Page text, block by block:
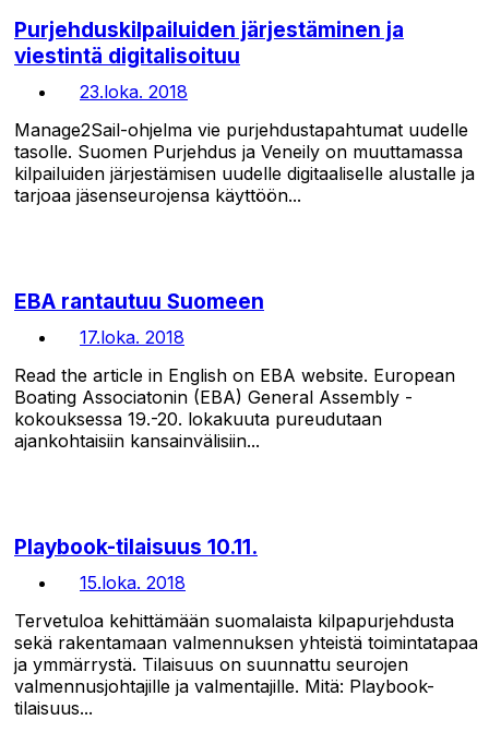
Purjehduskilpailuiden järjestäminen ja
viestintä digitalisoituu
23.loka. 2018
Manage2Sail-ohjelma vie purjehdustapahtumat uudelle
tasolle. Suomen Purjehdus ja Veneily on muuttamassa
kilpailuiden järjestämisen uudelle digitaaliselle alustalle ja
tarjoaa jäsenseurojensa käyttöön...
EBA rantautuu Suomeen
17.loka. 2018
Read the article in English on EBA website. European
Boating Associatonin (EBA) General Assembly -
kokouksessa 19.-20. lokakuuta pureudutaan
ajankohtaisiin kansainvälisiin...
Playbook-tilaisuus 10.11.
15.loka. 2018
Tervetuloa kehittämään suomalaista kilpapurjehdusta
sekä rakentamaan valmennuksen yhteistä toimintatapaa
ja ymmärrystä. Tilaisuus on suunnattu seurojen
valmennusjohtajille ja valmentajille. Mitä: Playbook-
tilaisuus...